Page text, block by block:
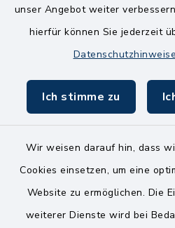
unser Angebot weiter
hierfür können Sie jederzeit
Ich stimme zu
Wir weisen darauf hin, dass
Cookies einsetzen, um eine
Website zu ermöglichen. Die
weiterer Dienste wird bei
Freitag
8.00-11.00 Uhr